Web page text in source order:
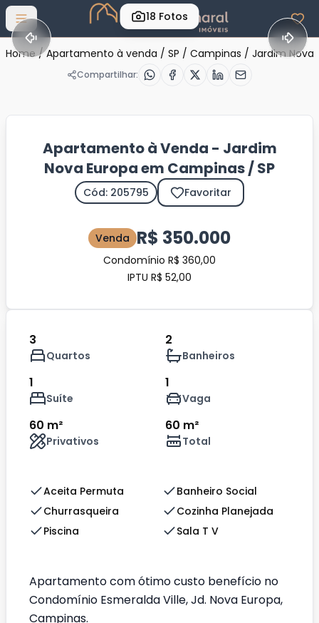
Abrir menu
18 Fotos
Home / Apartamento à venda / SP / Campinas / Jardim Nova
Compartilhar:
Apartamento à Venda - Jardim
Nova Europa em Campinas / SP
Cód: 205795 Favoritar
Venda R$ 350.000
Condomínio R$ 360,00
IPTU R$ 52,00
3
Quartos
2
Banheiros
1
Suíte
1
Vaga
60 m²
Privativos
60 m²
Total
Aceita Permuta
Banheiro Social
Churrasqueira
Cozinha Planejada
Piscina
Sala T V
Apartamento com ótimo custo benefício no
Condomínio Esmeralda Ville, Jd. Nova Europa,
Campinas.